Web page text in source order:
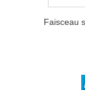
Faisceau